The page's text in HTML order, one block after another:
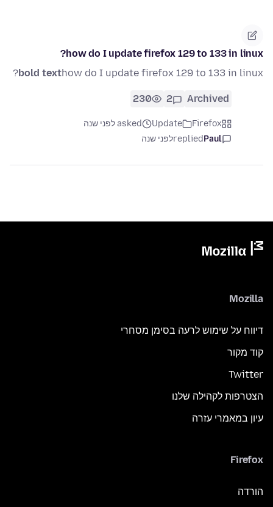
how do I update firefox 129 to 133 in linux?
bold texthow do I update firefox 129 to 133 in linux?
Archived
2
230
Firefox
Update
asked לפני שנה
Paul
repliedלפני שנה
Mozilla
דיווח על שימוש לרעה בסימן מסחרי
קוד מקור
Twitter
הצטרפות לקהילה שלנו
עיון במאמרי עזרה
Firefox
הורדה